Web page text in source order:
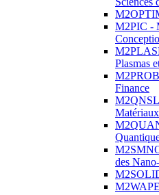
M2PIC -
Plasmas
Finance
des